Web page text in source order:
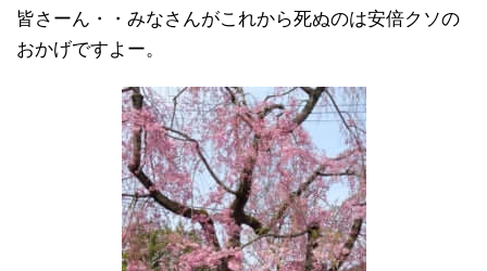
皆さーん・・みなさんがこれから死ぬのは安倍クソの
おかげですよー。